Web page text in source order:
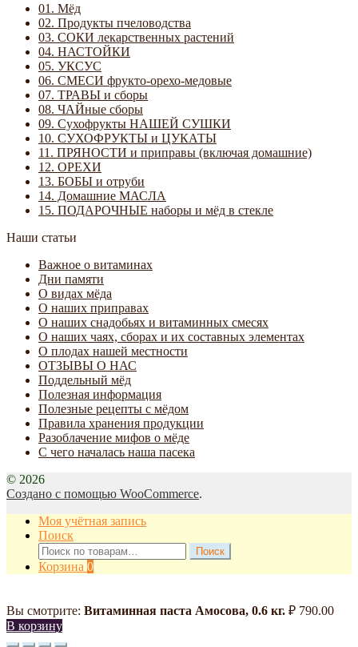
01. Мёд
02. Продукты пчеловодства
03. СОКИ лекарственных растений
04. НАСТОЙКИ
05. УКСУС
06. СМЕСИ фрукто-орехо-медовые
07. ТРАВЫ и сборы
08. ЧАЙные сборы
09. Сухофрукты НАШЕЙ СУШКИ
10. СУХОФРУКТЫ и ЦУКАТЫ
11. ПРЯНОСТИ и приправы (включая домашние)
12. ОРЕХИ
13. БОБЫ и отруби
14. Домашние МАСЛА
15. ПОДАРОЧНЫЕ наборы и мёд в стекле
Наши статьи
Важное о витаминах
Дни памяти
О видах мёда
О наших приправах
О наших снадобьях и витаминных смесях
О наших чаях, сборах и их составных элементах
О плодах нашей местности
ОТЗЫВЫ О НАС
Поддельный мёд
Полезная информация
Полезные рецепты с мёдом
Правила хранения продукции
Разоблачение мифов о мёде
С чего началась наша пасека
© 2026
Создано с помощью WooCommerce.
Моя учётная запись
Поиск
Искать:
Поиск
Корзина 0
Вы смотрите: Витаминная паста Амосова, 0.6 кг. ₽ 790.00
В корзину